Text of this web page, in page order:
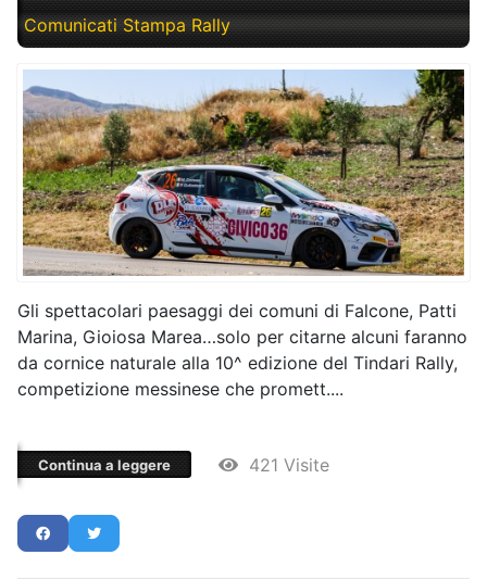
Comunicati Stampa Rally
Gli spettacolari paesaggi dei comuni di Falcone, Patti
Marina, Gioiosa Marea…solo per citarne alcuni faranno
da cornice naturale alla 10^ edizione del Tindari Rally,
competizione messinese che promett....
Continua a leggere 421 Visite